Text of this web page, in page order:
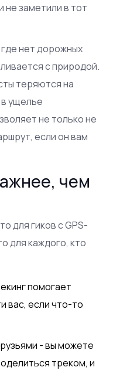
не заметили в тот
нет дорожных
с природой.
теряются на
ущелье
не только не
если он вам
чем
для гиков с GPS-
для каждого, кто
помогает
вас, если что-то
- вы можете
треком, и